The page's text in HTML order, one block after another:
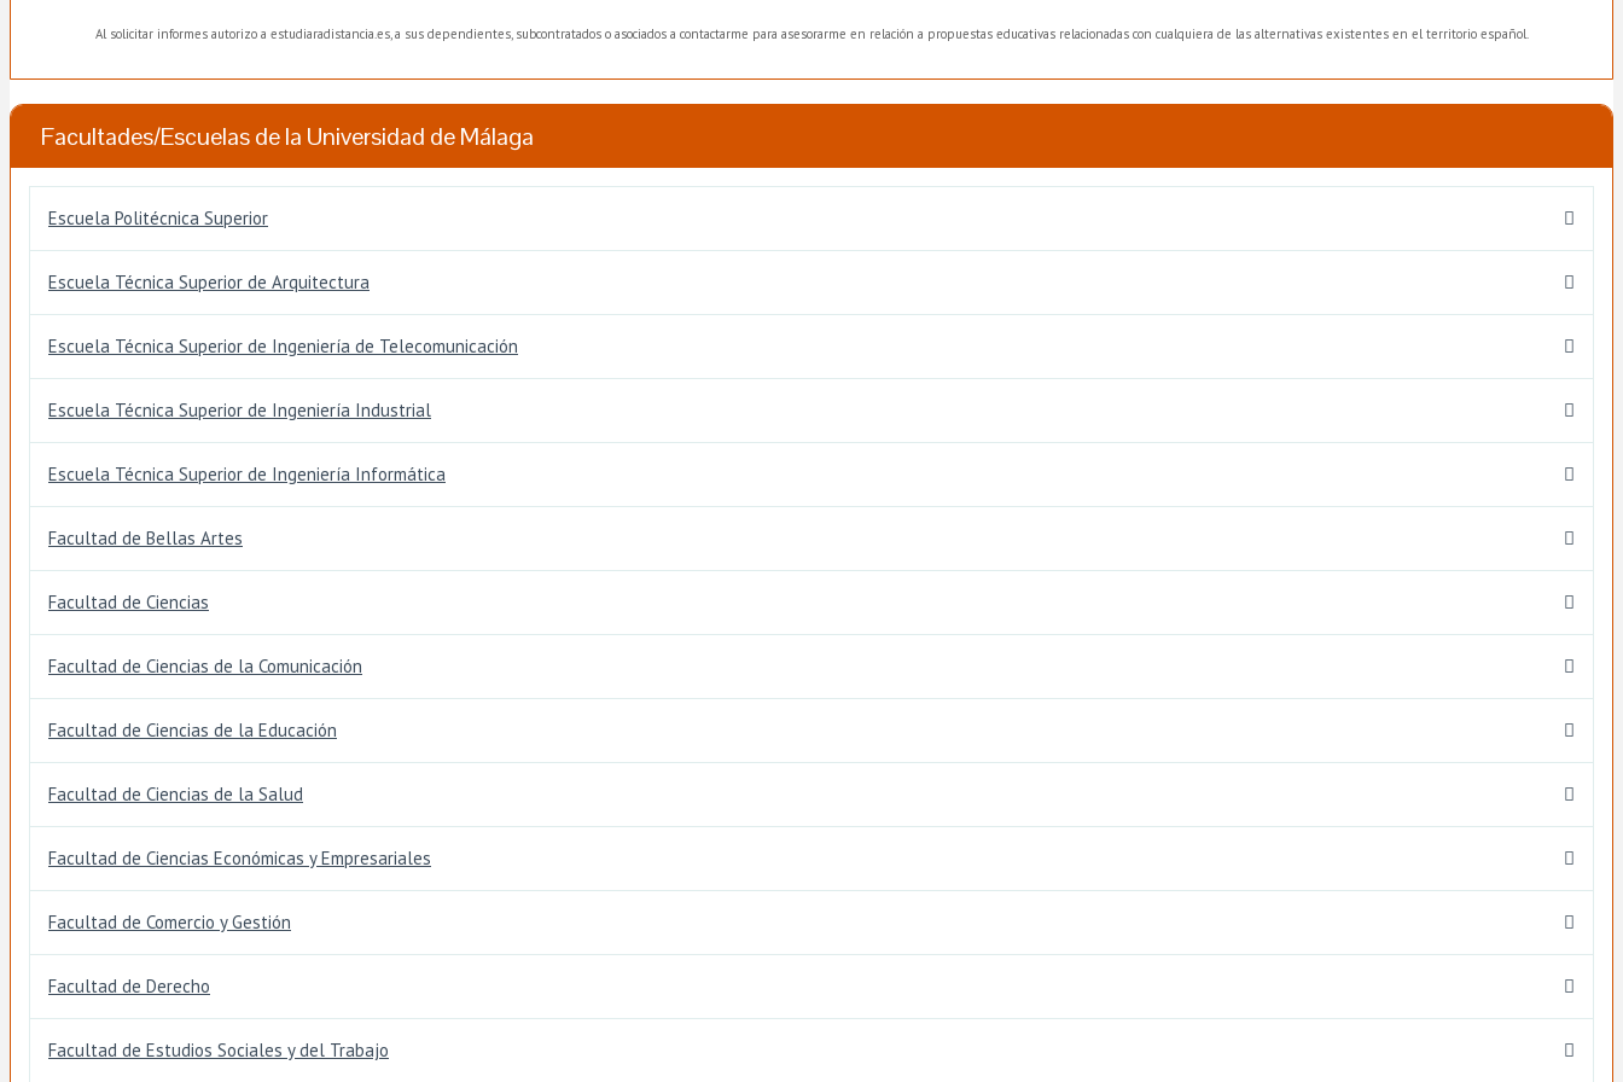
Al solicitar informes autorizo a estudiaradistancia.es, a sus dependientes, subcontratados o asociados a contactarme para asesorarme en relación a propuestas educativas relacionadas con cualquiera de las alternativas existentes en el territorio español.
Facultades/Escuelas de la Universidad de Málaga
Escuela Politécnica Superior
Escuela Técnica Superior de Arquitectura
Escuela Técnica Superior de Ingeniería de Telecomunicación
Escuela Técnica Superior de Ingeniería Industrial
Escuela Técnica Superior de Ingeniería Informática
Facultad de Bellas Artes
Facultad de Ciencias
Facultad de Ciencias de la Comunicación
Facultad de Ciencias de la Educación
Facultad de Ciencias de la Salud
Facultad de Ciencias Económicas y Empresariales
Facultad de Comercio y Gestión
Facultad de Derecho
Facultad de Estudios Sociales y del Trabajo